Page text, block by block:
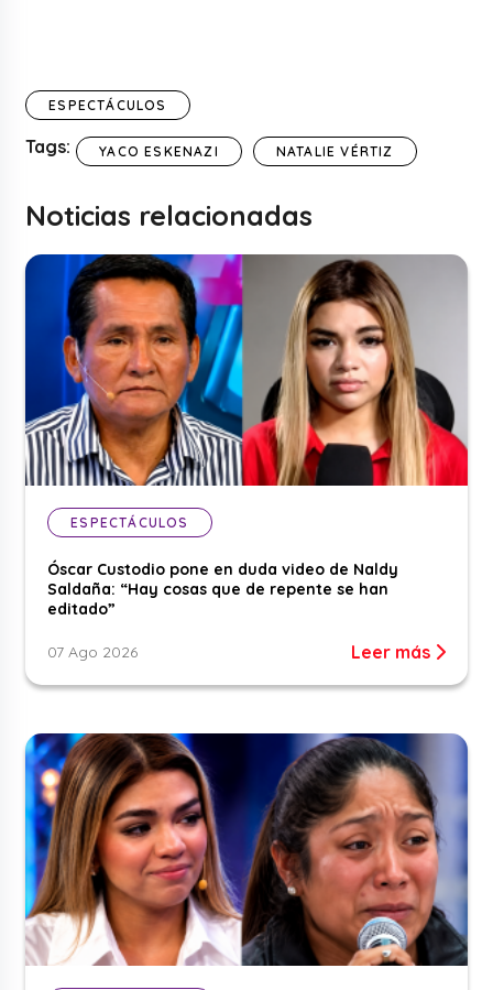
ESPECTÁCULOS
Tags: YACO ESKENAZI NATALIE VÉRTIZ
Noticias relacionadas
ESPECTÁCULOS
Óscar Custodio pone en duda video de Naldy
Saldaña: “Hay cosas que de repente se han
editado”
07 Ago 2026 Leer más